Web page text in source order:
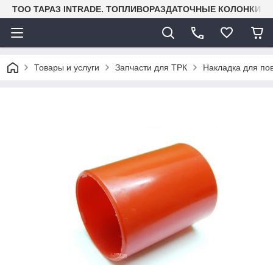
TOO ТАРАЗ INTRADE. ТОПЛИВОРАЗДАТОЧНЫЕ КОЛОНКИ
Товары и услуги Запчасти для ТРК Накладка для